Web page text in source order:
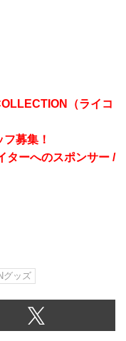
（ライコ
募集！
ターへのスポンサー /
グッズ